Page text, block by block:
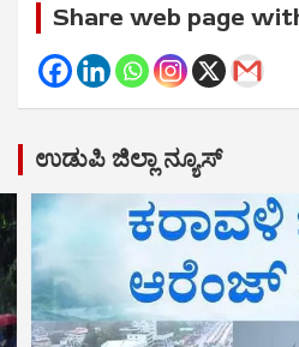
Share web page
ಉಡುಪಿ ಜಿಲ್ಲಾ ನ್ಯೂಸ್